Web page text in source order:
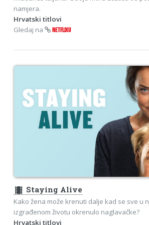
namjera.
Hrvatski titlovi
Gledaj na
NETFLIXU
theaters Staying Alive
Kako žena može krenuti dalje kad se sve u
izgrađenom životu okrenulo naglavačke?
Hrvatski titlovi